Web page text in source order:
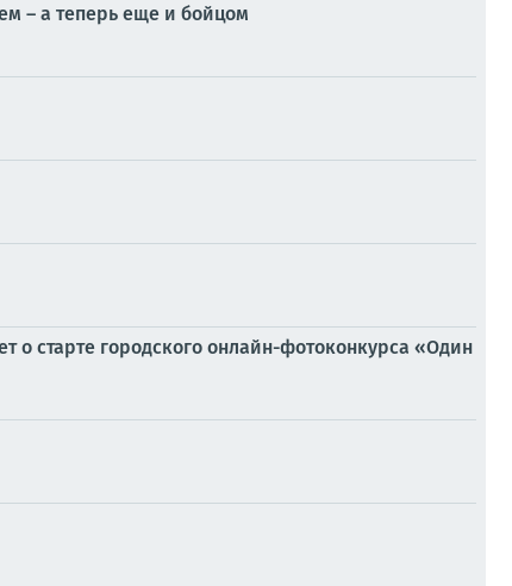
– а теперь еще и бойцом
о старте городского онлайн-фотоконкурса «Один